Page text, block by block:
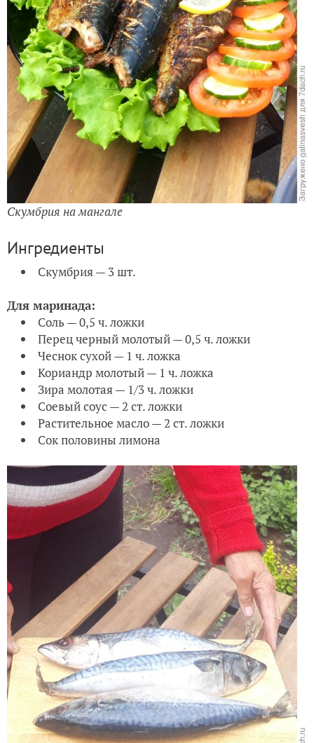
Скумбрия на мангале
Ингредиенты
Скумбрия — 3 шт.
Для маринада:
Соль — 0,5 ч. ложки
Перец черный молотый — 0,5 ч. ложки
Чеснок сухой — 1 ч. ложка
Кориандр молотый — 1 ч. ложка
Зира молотая — 1/3 ч. ложки
Соевый соус — 2 ст. ложки
Растительное масло — 2 ст. ложки
Сок половины лимона